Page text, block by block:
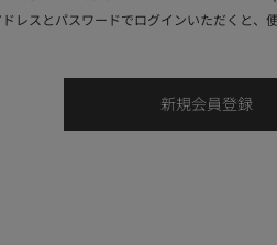
レスとパスワードでログインいただくと、